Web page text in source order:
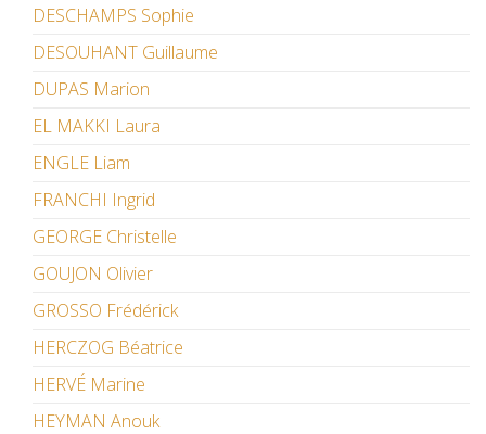
DESCHAMPS Sophie
DESOUHANT Guillaume
DUPAS Marion
EL MAKKI Laura
ENGLE Liam
FRANCHI Ingrid
GEORGE Christelle
GOUJON Olivier
GROSSO Frédérick
HERCZOG Béatrice
HERVÉ Marine
HEYMAN Anouk